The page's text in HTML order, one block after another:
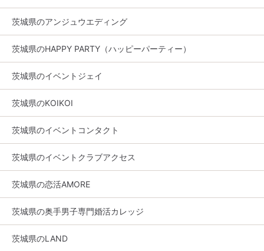
茨城県のアンジュウエディング
茨城県のHAPPY PARTY（ハッピーパーティー）
茨城県のイベントジェイ
茨城県のKOIKOI
茨城県のイベントコンタクト
茨城県のイベントクラブアクセス
茨城県の恋活AMORE
茨城県の奥手男子専門婚活カレッジ
茨城県のLAND